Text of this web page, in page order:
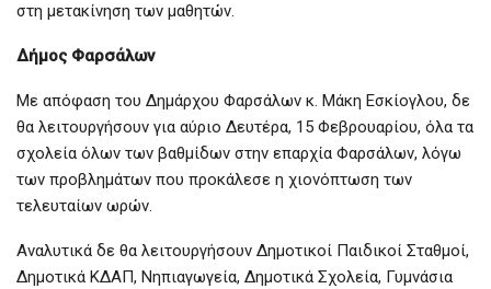
στη μετακίνηση των μαθητών.
Δήμος Φαρσάλων
Με απόφαση του Δημάρχου Φαρσάλων κ. Μάκη Εσκίογλου, δε
θα λειτουργήσουν για αύριο Δευτέρα, 15 Φεβρουαρίου, όλα τα
σχολεία όλων των βαθμίδων στην επαρχία Φαρσάλων, λόγω
των προβλημάτων που προκάλεσε η χιονόπτωση των
τελευταίων ωρών.
Αναλυτικά δε θα λειτουργήσουν Δημοτικοί Παιδικοί Σταθμοί,
Δημοτικά ΚΔΑΠ, Νηπιαγωγεία, Δημοτικά Σχολεία, Γυμνάσια